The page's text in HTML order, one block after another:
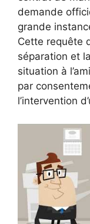
demande
grande
Cette requête
séparation et
situation à
par
l’intervention